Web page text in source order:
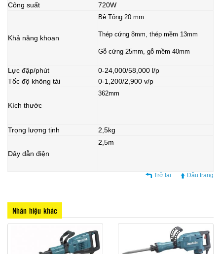
Công suất 720W
Khả năng khoan
Bê Tông 20 mm
Thép cứng 8mm, thép mềm 13mm
Gỗ cứng 25mm, gỗ mềm 40mm
Lực đập/phút
0-24,000/58,000 l/p
Tốc độ không tải
0-1,200/2,900 v/p
Kích thước
362mm
Trọng lượng tịnh 2,5kg
Dây dẫn điện
2,5m
Trở lại Đầu trang
Nhãn hiệu khác